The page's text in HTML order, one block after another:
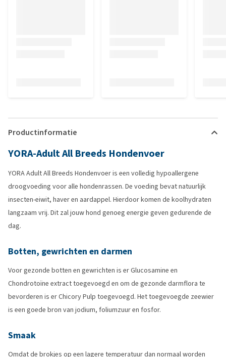
Productinformatie
YORA-Adult All Breeds Hondenvoer
YORA Adult All Breeds Hondenvoer is een volledig hypoallergene
droogvoeding voor alle hondenrassen. De voeding bevat natuurlijk
insecten-eiwit, haver en aardappel. Hierdoor komen de koolhydraten
langzaam vrij. Dit zal jouw hond genoeg energie geven gedurende de
dag.
Botten, gewrichten en darmen
Voor gezonde botten en gewrichten is er Glucosamine en
Chondrotoïne extract toegevoegd en om de gezonde darmflora te
bevorderen is er Chicory Pulp toegevoegd. Het toegevoegde zeewier
is een goede bron van jodium, foliumzuur en fosfor.
Smaak
Omdat de brokjes op een lagere temperatuur dan normaal worden